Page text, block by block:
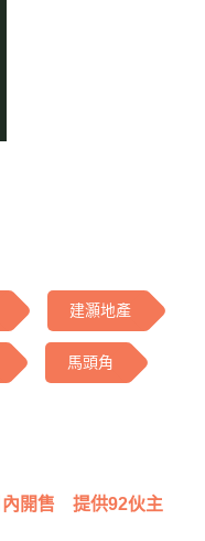
建灝地產
馬頭角
內開售 提供92伙主